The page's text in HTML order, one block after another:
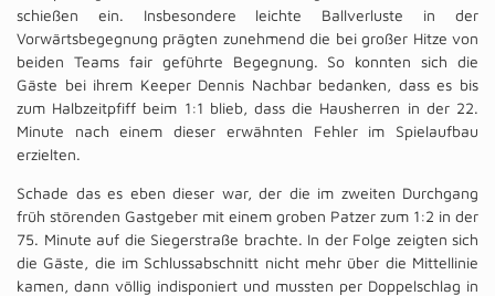
schießen ein. Insbesondere leichte Ballverluste in der
Vorwärtsbegegnung prägten zunehmend die bei großer Hitze von
beiden Teams fair geführte Begegnung. So konnten sich die
Gäste bei ihrem Keeper Dennis Nachbar bedanken, dass es bis
zum Halbzeitpfiff beim 1:1 blieb, dass die Hausherren in der 22.
Minute nach einem dieser erwähnten Fehler im Spielaufbau
erzielten.
Schade das es eben dieser war, der die im zweiten Durchgang
früh störenden Gastgeber mit einem groben Patzer zum 1:2 in der
75. Minute auf die Siegerstraße brachte. In der Folge zeigten sich
die Gäste, die im Schlussabschnitt nicht mehr über die Mittellinie
kamen, dann völlig indisponiert und mussten per Doppelschlag in